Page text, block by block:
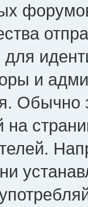
и
Обычно
на